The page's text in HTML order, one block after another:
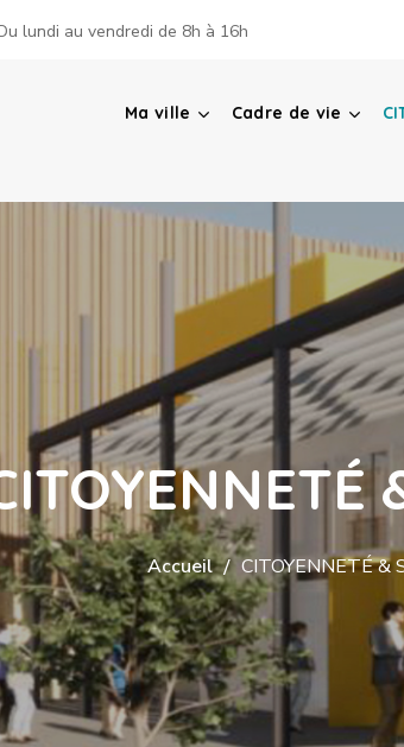
lundi au vendredi de 8h à 16h
Ma ville Cadre de vie
Accueil CITOYENNETÉ &